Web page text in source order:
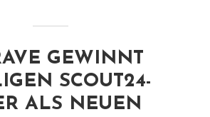
GEWINNT
SCOUT24-
ALS NEUEN